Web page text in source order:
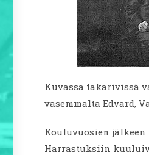
Kuvassa takarivissä
vasemmalta Edvard,
Kouluvuosien
Harrastuksiin